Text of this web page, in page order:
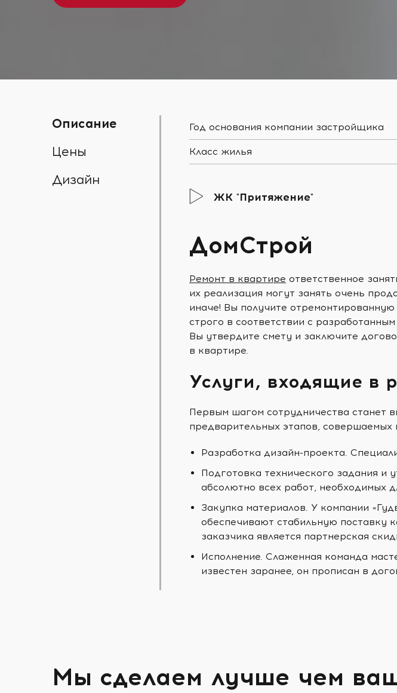
Описание
Цены
Дизайн
Год основания компании застройщика
Класс жилья
ЖК "Притяжение"
ДомСтрой
Ремонт в квартире ответственное
их реализация могут занять очень
иначе! Вы получите
строго в соответствии с
Вы утвердите смету и заключите
в квартире.
Услуги, входящие в
Первым шагом сотрудничества станет
предварительных этапов,
Разработка дизайн-проекта.
Подготовка технического задания и
абсолютно всех работ, необходимых
Закупка материалов. У компании
обеспечивают стабильную поставку
заказчика является партнерская
Исполнение. Слаженная команда
известен заранее, он прописан в
Мы сделаем лучше чем